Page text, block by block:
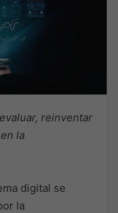
reinventar
la
digital se
la